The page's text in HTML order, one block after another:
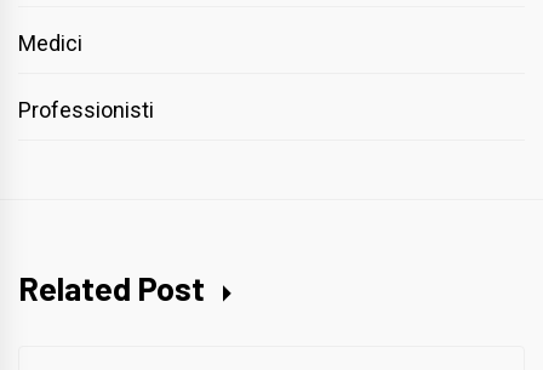
Medici
Professionisti
Related Post